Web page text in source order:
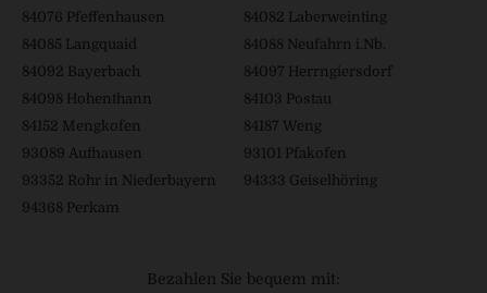
84076 Pfeffenhausen
84082 Laberweinting
84085 Langquaid
84088 Neufahrn i.Nb.
84092 Bayerbach
84097 Herrngiersdorf
84098 Hohenthann
84103 Postau
84152 Mengkofen
84187 Weng
93089 Aufhausen
93101 Pfakofen
93352 Rohr in Niederbayern
94333 Geiselhöring
94368 Perkam
Bezahlen Sie bequem mit: